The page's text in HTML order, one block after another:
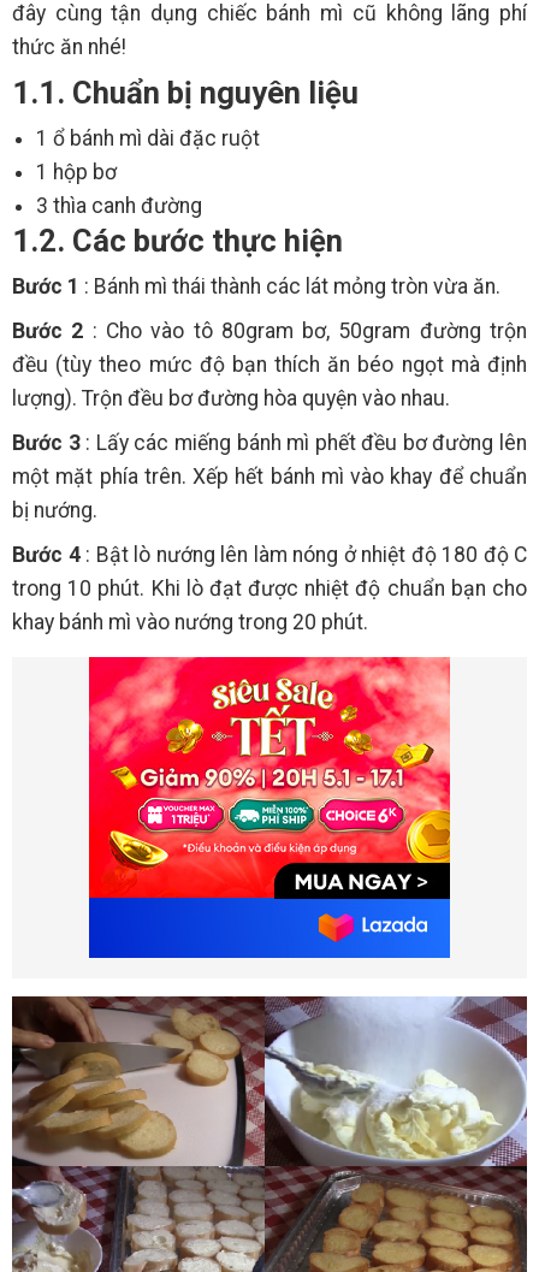
đây cùng tận dụng chiếc bánh mì cũ không lãng phí
thức ăn nhé!
1.1. Chuẩn bị nguyên liệu
1 ổ bánh mì dài đặc ruột
1 hộp bơ
3 thìa canh đường
1.2. Các bước thực hiện
Bước 1 : Bánh mì thái thành các lát mỏng tròn vừa ăn.
Bước 2 : Cho vào tô 80gram bơ, 50gram đường trộn
đều (tùy theo mức độ bạn thích ăn béo ngọt mà định
lượng). Trộn đều bơ đường hòa quyện vào nhau.
Bước 3: Lấy các miếng bánh mì phết đều bơ đường lên
một mặt phía trên. Xếp hết bánh mì vào khay để chuẩn
bị nướng.
Bước 4: Bật lò nướng lên làm nóng ở nhiệt độ 180 độ C
trong 10 phút. Khi lò đạt được nhiệt độ chuẩn bạn cho
khay bánh mì vào nướng trong 20 phút.